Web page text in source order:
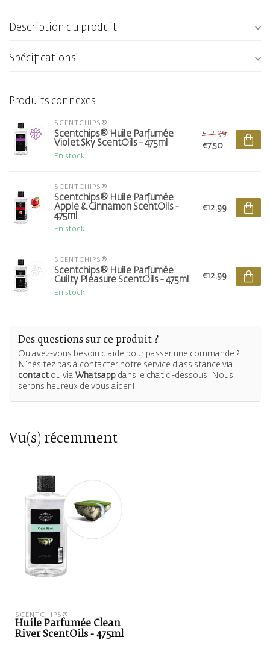
Description du produit
Spécifications
Produits connexes
SCENTCHIPS®
Scentchips® Huile Parfumée
Violet Sky ScentOils - 475ml
En stock
€12,99
€7,50
SCENTCHIPS®
Scentchips® Huile Parfumée
Apple & Cinnamon ScentOils -
475ml
En stock
€12,99
SCENTCHIPS®
Scentchips® Huile Parfumée
Guilty Pleasure ScentOils - 475ml
En stock
€12,99
Des questions sur ce produit ?
Ou avez-vous besoin d'aide pour passer une commande ?
N'hésitez pas à contacter notre service d'assistance via
contactou via Whatsapp dans le chat ci-dessous. Nous
serons heureux de vous aider !
Vu(s) récemment
SCENTCHIPS®
Huile Parfumée Clean
River ScentOils - 475ml